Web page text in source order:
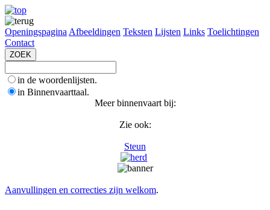
Openingspagina Afbeeldingen Teksten Lijsten Links Toelichtingen
Contact
in de woordenlijsten.
in Binnenvaarttaal.
Meer binnenvaart bij:
Zie ook:
Steun
Aanvullingen en correcties zijn welkom.